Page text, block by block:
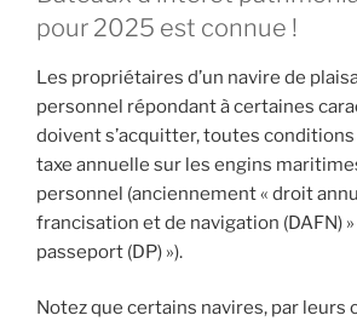
pour 2025 est connue !
Les propriétaires d’un navire de
personnel répondant à certaines
doivent s’acquitter, toutes
taxe annuelle sur les engins
personnel (anciennement « droit
francisation et de navigation (DAFN)
passeport (DP) »).
Notez que certains navires, par leurs